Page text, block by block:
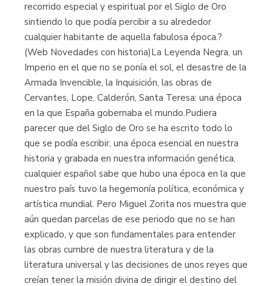
recorrido especial y espiritual por el Siglo de Oro
sintiendo lo que podía percibir a su alrededor
cualquier habitante de aquella fabulosa época.?
(Web Novedades con historia)La Leyenda Negra, un
Imperio en el que no se ponía el sol, el desastre de la
Armada Invencible, la Inquisición, las obras de
Cervantes, Lope, Calderón, Santa Teresa: una época
en la que España gobernaba el mundo.Pudiera
parecer que del Siglo de Oro se ha escrito todo lo
que se podía escribir, una época esencial en nuestra
historia y grabada en nuestra información genética,
cualquier español sabe que hubo una época en la que
nuestro país tuvo la hegemonía política, económica y
artística mundial. Pero Miguel Zorita nos muestra que
aún quedan parcelas de ese periodo que no se han
explicado, y que son fundamentales para entender
las obras cumbre de nuestra literatura y de la
literatura universal y las decisiones de unos reyes que
creían tener la misión divina de dirigir el destino del